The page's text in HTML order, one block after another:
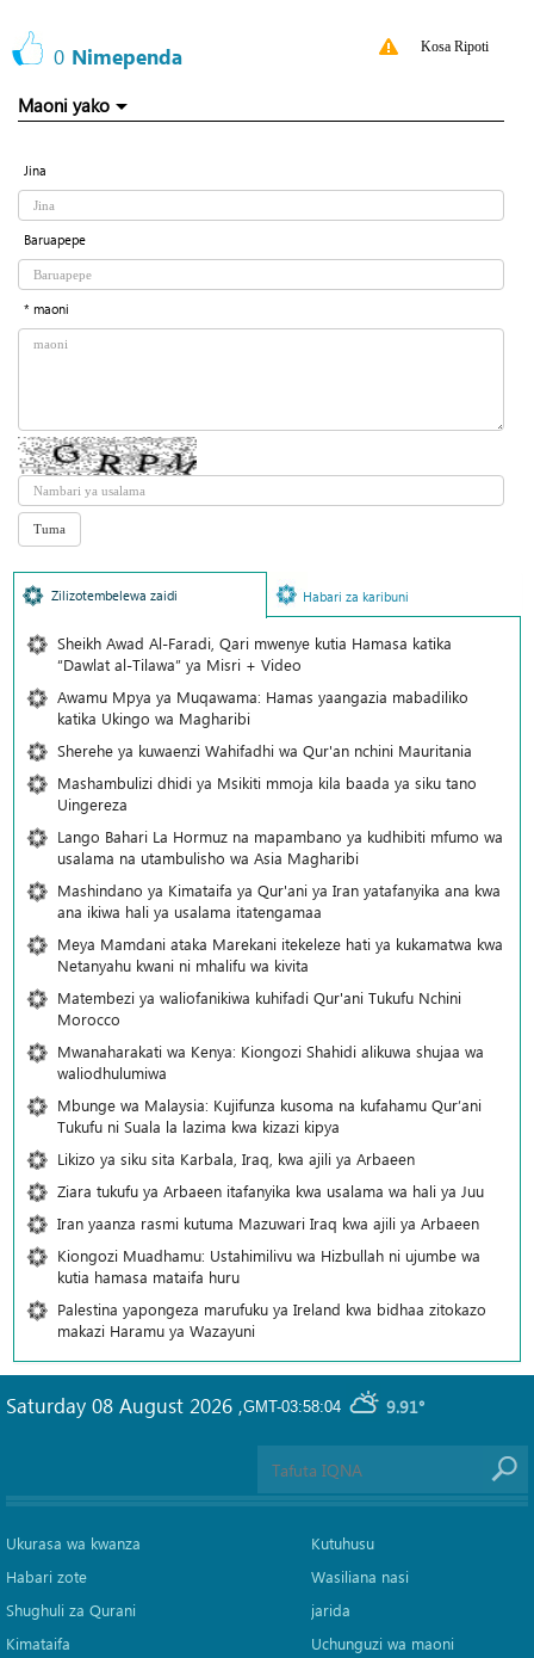
0 Nimependa Kosa Ripoti
Maoni yako
Jina
Baruapepe
* maoni
Zilizotembelewa zaidi Habari za karibuni
Sheikh Awad Al-Faradi, Qari mwenye kutia Hamasa katika
“Dawlat al-Tilawa” ya Misri + Video
Awamu Mpya ya Muqawama: Hamas yaangazia mabadiliko
katika Ukingo wa Magharibi
Sherehe ya kuwaenzi Wahifadhi wa Qur'an nchini Mauritania
Mashambulizi dhidi ya Msikiti mmoja kila baada ya siku tano
Uingereza
Lango Bahari La Hormuz na mapambano ya kudhibiti mfumo wa
usalama na utambulisho wa Asia Magharibi
Mashindano ya Kimataifa ya Qur'ani ya Iran yatafanyika ana kwa
ana ikiwa hali ya usalama itatengamaa
Meya Mamdani ataka Marekani itekeleze hati ya kukamatwa kwa
Netanyahu kwani ni mhalifu wa kivita
Matembezi ya waliofanikiwa kuhifadi Qur'ani Tukufu Nchini
Morocco
Mwanaharakati wa Kenya: Kiongozi Shahidi alikuwa shujaa wa
waliodhulumiwa
Mbunge wa Malaysia: Kujifunza kusoma na kufahamu Qur’ani
Tukufu ni Suala la lazima kwa kizazi kipya
Likizo ya siku sita Karbala, Iraq, kwa ajili ya Arbaeen
Ziara tukufu ya Arbaeen itafanyika kwa usalama wa hali ya Juu
Iran yaanza rasmi kutuma Mazuwari Iraq kwa ajili ya Arbaeen
Kiongozi Muadhamu: Ustahimilivu wa Hizbullah ni ujumbe wa
kutia hamasa mataifa huru
Palestina yapongeza marufuku ya Ireland kwa bidhaa zitokazo
makazi Haramu ya Wazayuni
GMT-03:58:04 9.91°
Saturday 08 August 2026 ,
Ukurasa wa kwanza
Habari zote
Shughuli za Qurani
Kimataifa
Kutuhusu
Wasiliana nasi
jarida
Uchunguzi wa maoni